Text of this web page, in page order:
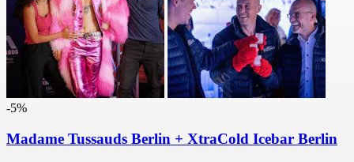
-5%
Madame Tussauds Berlin + XtraCold Icebar Berlin